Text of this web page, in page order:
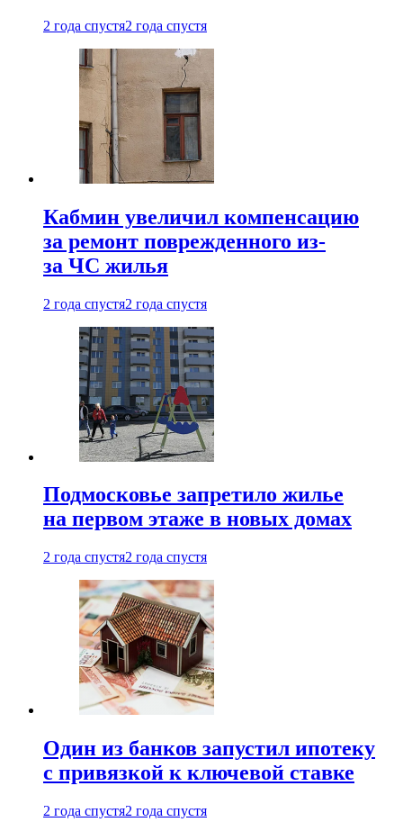
2 года спустя2 года спустя
Кабмин увеличил компенсацию
за ремонт поврежденного из-
за ЧС жилья
2 года спустя2 года спустя
Подмосковье запретило жилье
на первом этаже в новых домах
2 года спустя2 года спустя
Один из банков запустил ипотеку
с привязкой к ключевой ставке
2 года спустя2 года спустя